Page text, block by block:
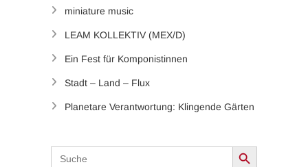
miniature music
LEAM KOLLEKTIV (MEX/D)
Ein Fest für Komponistinnen
Stadt – Land – Flux
Planetare Verantwortung: Klingende Gärten
Search
for:
Search Button